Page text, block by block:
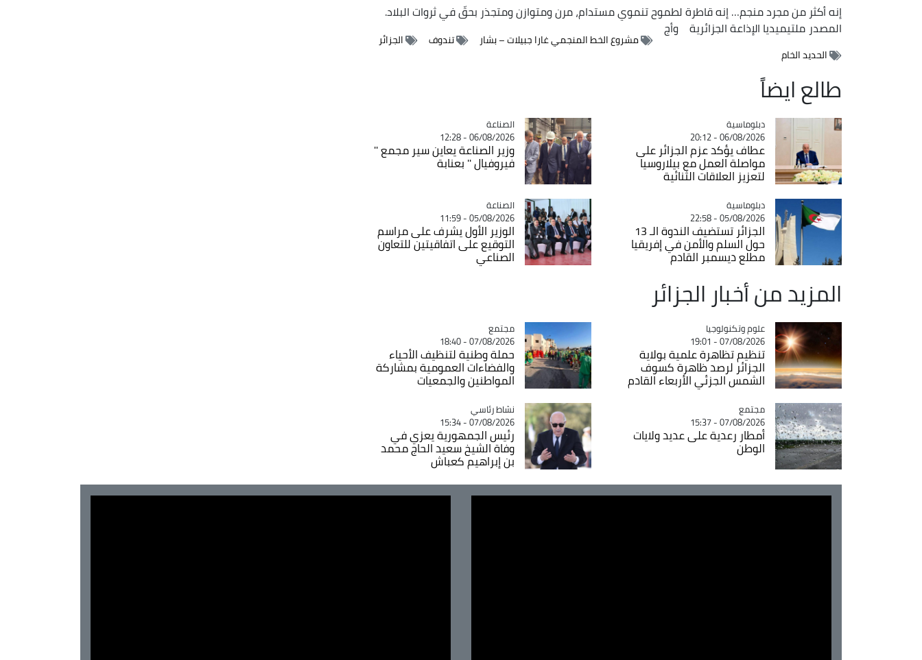
إنه أكثر من مجرد منجم… إنه قاطرة لطموح تنموي مستدام، مرن ومتوازن ومتجذر بحقّ في ثروات البلاد.
المصدر ملتيميديا الإذاعة الجزائرية وأج
مشروع الخط المنجمي غارا جبيلات – بشار تندوف
الجزائر
الحديد الخام
طالع ايضاً
Catégorie
دبلوماسية
06/08/2026 - 20:12
عطاف يؤكد عزم الجزائر على
مواصلة العمل مع بيلاروسيا
لتعزيز العلاقات الثنائية
Catégorie
الصناعة
06/08/2026 - 12:28
وزير الصناعة يعاين سير مجمع ''
فيروفيال '' بعنابة
Catégorie
دبلوماسية
05/08/2026 - 22:58
الجزائر تستضيف الندوة الـ 13
حول السلم والأمن في إفريقيا
مطلع ديسمبر القادم
Catégorie
الصناعة
05/08/2026 - 11:59
الوزير الأول يشرف على مراسم
التوقيع على اتفاقيتين للتعاون
الصناعي
المزيد من أخبار الجزائر
Catégorie
علوم وتكنولوجيا
07/08/2026 - 19:01
تنظيم تظاهرة علمية بولاية
الجزائر لرصد ظاهرة كسوف
الشمس الجزئي الأربعاء القادم
Catégorie
مجتمع
07/08/2026 - 18:40
حملة وطنية لتنظيف الأحياء
والفضاءات العمومية بمشاركة
المواطنين والجمعيات
Catégorie
مجتمع
07/08/2026 - 15:37
أمطار رعدية على عديد ولايات
الوطن
Catégorie
نشاط رئاسي
07/08/2026 - 15:34
رئيس الجمهورية يعزي في
وفاة الشيخ سعيد الحاج محمد
بن إبراهيم كعباش